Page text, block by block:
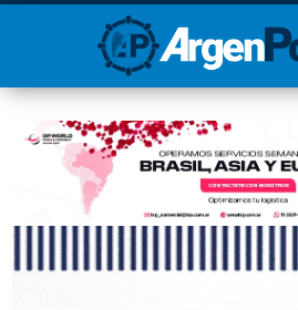
¡Sumate a nuestro
Newsletter!
Nombre Apellidos